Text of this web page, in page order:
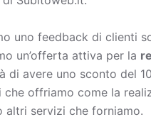
uno feedback di clienti
un’offerta attiva per la
di avere uno sconto del
offriamo come la
altri servizi che forniamo.